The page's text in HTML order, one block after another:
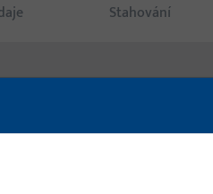
Stahování